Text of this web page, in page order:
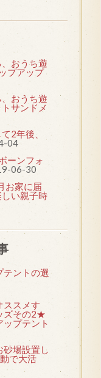
おうち遊
プアップ
おうち遊
サンドメ
2年後、
04
ーンフォ
06-30
お家に届
い親子時
テントの選
ススメす
ズその2★
プテント
砂場設置し
で大活